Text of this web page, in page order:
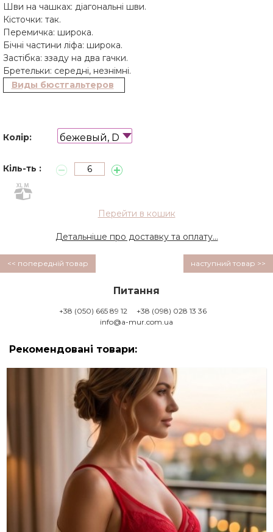
Шви на чашках: діагональні шви.
Кісточки: так.
Перемичка: широка.
Бічні частини ліфа: широка.
Застібка: ззаду на два гачки.
Бретельки: середні, незнімні.
Виды бюстгальтеров
Колір: бежевый, D
Кіль-ть :
Перейти в кошик
Детальніше про доставку та оплату...
<< попередній товар наступний товар >>
Питання
+38 (050) 665 89 12
+38 (098) 028 13 36
info@a-mur.com.ua
Рекомендовані товари: